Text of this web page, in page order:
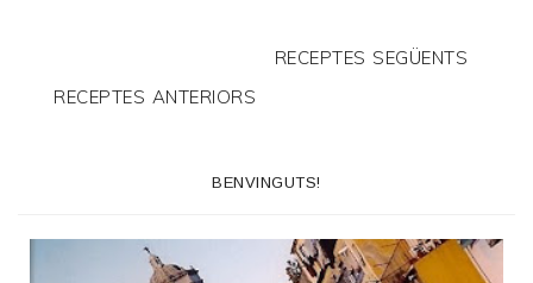
RECEPTES SEGÜENTS
RECEPTES ANTERIORS
BENVINGUTS!